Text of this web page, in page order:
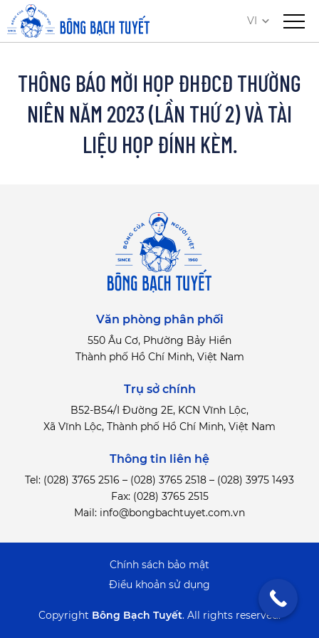
VI
THÔNG BÁO MỜI HỌP ĐHĐCĐ THƯỜNG
NIÊN NĂM 2023 (LẦN THỨ 2) VÀ TÀI
LIỆU HỌP ĐÍNH KÈM.
Văn phòng phân phối
550 Âu Cơ, Phường Bảy Hiền
Thành phố Hồ Chí Minh, Việt Nam
Trụ sở chính
B52-B54/I Đường 2E, KCN Vĩnh Lộc,
Xã Vĩnh Lộc, Thành phố Hồ Chí Minh, Việt Nam
Thông tin liên hệ
Tel: (028) 3765 2516 – (028) 3765 2518 – (028) 3975 1493
Fax: (028) 3765 2515
Mail: info@bongbachtuyet.com.vn
Copyright Bông Bạch Tuyết. All rights reserved.
Điểu khoản sử dụng
Chính sách bảo mật